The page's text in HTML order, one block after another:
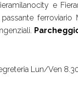
e
ferroviario
Lun/Ven